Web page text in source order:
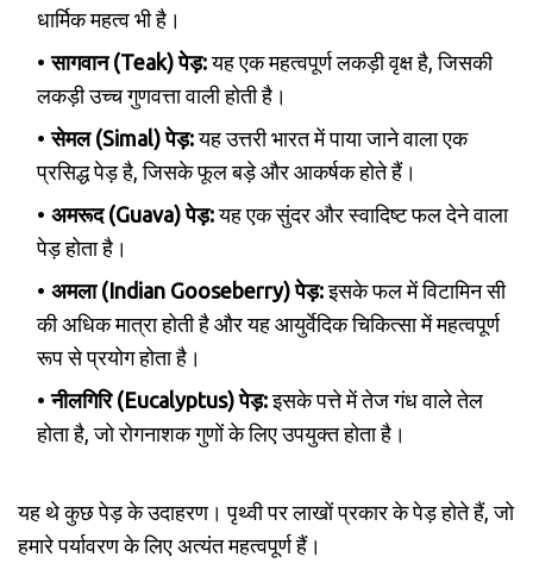
धार्मिक महत्व भी है।
सागवान (Teak) पेड़:यह एक महत्वपूर्ण लकड़ी वृक्ष है, जिसकी
लकड़ी उच्च गुणवत्ता वाली होती है।
सेमल (Simal) पेड़:यह उत्तरी भारत में पाया जाने वाला एक
प्रसिद्ध पेड़ है, जिसके फूल बड़े और आकर्षक होते हैं।
अमरूद (Guava) पेड़:यह एक सुंदर और स्वादिष्ट फल देने वाला
पेड़ होता है।
अमला (Indian Gooseberry) पेड़:इसके फल में विटामिन सी
की अधिक मात्रा होती है और यह आयुर्वेदिक चिकित्सा में महत्वपूर्ण
रूप से प्रयोग होता है।
नीलगिरि (Eucalyptus) पेड़:इसके पत्ते में तेज गंध वाले तेल
होता है, जो रोगनाशक गुणों के लिए उपयुक्त होता है।
यह थे कुछ पेड़ के उदाहरण। पृथ्वी पर लाखों प्रकार के पेड़ होते हैं, जो
हमारे पर्यावरण के लिए अत्यंत महत्वपूर्ण हैं।